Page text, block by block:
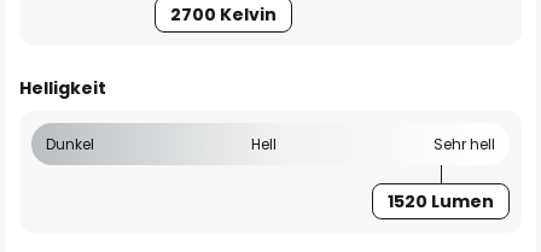
2700 Kelvin
Helligkeit
Dunkel Hell Sehr hell
1520 Lumen